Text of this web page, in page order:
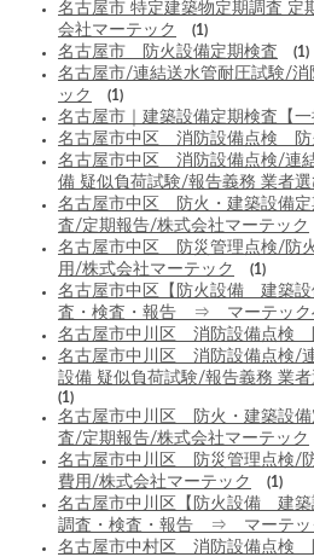
名古屋市 特定建築物定期調査 定
会社マーテック
(1)
名古屋市 防火設備定期検査 (1)
名古屋市/連結送水管耐圧試験/
ック
(1)
名古屋市｜建築設備定期検査【
名古屋市中区 消防設備点検 防
名古屋市中区 消防設備点検/連
備 疑似負荷試験/報告義務 業者
名古屋市中区 防火・建築設備定
査/定期報告/株式会社マーテック
名古屋市中区 防災管理点検/防
用/株式会社マーテック
(1)
名古屋市中区【防火設備 建築
査・検査・報告 ⇒ マーテック
名古屋市中川区 消防設備点検
名古屋市中川区 消防設備点検/
設備 疑似負荷試験/報告義務 業
(1)
名古屋市中川区 防火・建築設備
査/定期報告/株式会社マーテック
名古屋市中川区 防災管理点検/
費用/株式会社マーテック
(1)
名古屋市中川区【防火設備 建
調査・検査・報告 ⇒ マーテッ
名古屋市中村区 消防設備点検